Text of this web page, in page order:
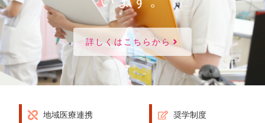
詳しくはこちらから
地域医療連携 奨学制度